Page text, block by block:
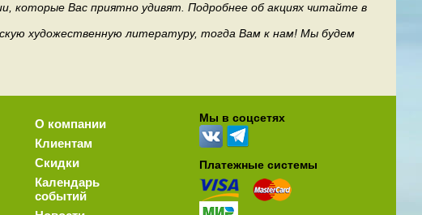
которые Вас приятно удивят. Подробнее об акциях читайте в
художественную литературу, тогда Вам к нам! Мы будем
О компании
Клиентам
Скидки
Календарь
событий
Мы в соцсетях
Платежные системы